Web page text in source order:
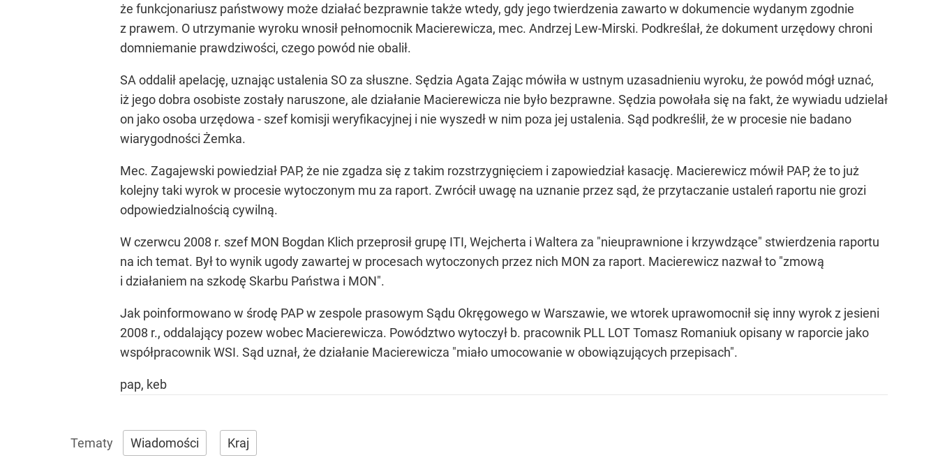
że funkcjonariusz państwowy może działać bezprawnie także wtedy, gdy jego twierdzenia zawarto w dokumencie wydanym zgodnie
z prawem. O utrzymanie wyroku wnosił pełnomocnik Macierewicza, mec. Andrzej Lew-Mirski. Podkreślał, że dokument urzędowy chroni
domniemanie prawdziwości, czego powód nie obalił.
SA oddalił apelację, uznając ustalenia SO za słuszne. Sędzia Agata Zając mówiła w ustnym uzasadnieniu wyroku, że powód mógł uznać,
iż jego dobra osobiste zostały naruszone, ale działanie Macierewicza nie było bezprawne. Sędzia powołała się na fakt, że wywiadu udzielał
on jako osoba urzędowa - szef komisji weryfikacyjnej i nie wyszedł w nim poza jej ustalenia. Sąd podkreślił, że w procesie nie badano
wiarygodności Żemka.
Mec. Zagajewski powiedział PAP, że nie zgadza się z takim rozstrzygnięciem i zapowiedział kasację. Macierewicz mówił PAP, że to już
kolejny taki wyrok w procesie wytoczonym mu za raport. Zwrócił uwagę na uznanie przez sąd, że przytaczanie ustaleń raportu nie grozi
odpowiedzialnością cywilną.
W czerwcu 2008 r. szef MON Bogdan Klich przeprosił grupę ITI, Wejcherta i Waltera za "nieuprawnione i krzywdzące" stwierdzenia raportu
na ich temat. Był to wynik ugody zawartej w procesach wytoczonych przez nich MON za raport. Macierewicz nazwał to "zmową
i działaniem na szkodę Skarbu Państwa i MON".
Jak poinformowano w środę PAP w zespole prasowym Sądu Okręgowego w Warszawie, we wtorek uprawomocnił się inny wyrok z jesieni
2008 r., oddalający pozew wobec Macierewicza. Powództwo wytoczył b. pracownik PLL LOT Tomasz Romaniuk opisany w raporcie jako
współpracownik WSI. Sąd uznał, że działanie Macierewicza "miało umocowanie w obowiązujących przepisach".
pap, keb
Wiadomości Kraj